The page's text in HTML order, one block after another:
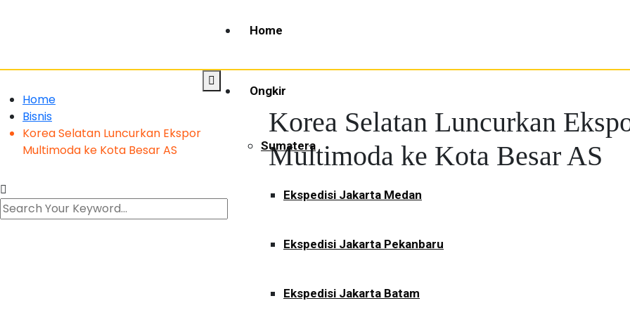
Home
Ongkir
Sumatera
Ekspedisi Jakarta Medan
Ekspedisi Jakarta Pekanbaru
Ekspedisi Jakarta Batam
Home
Bisnis
Korea Selatan Luncurkan Ekspor
Multimoda ke Kota Besar AS
Korea Selatan Luncurkan
Multimoda ke Kota Besar AS